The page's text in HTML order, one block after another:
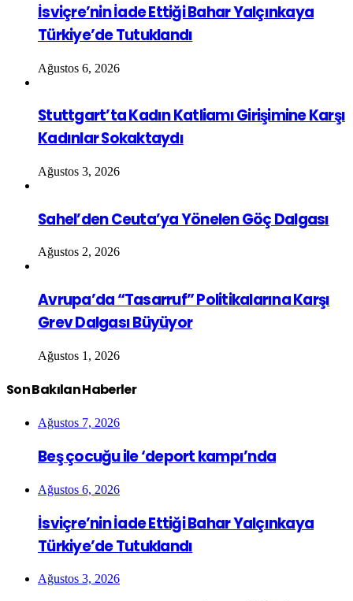
İsviçre’nin İade Ettiği Bahar Yalçınkaya
Türkiye’de Tutuklandı
Ağustos 6, 2026
Stuttgart’ta Kadın Katliamı Girişimine Karşı
Kadınlar Sokaktaydı
Ağustos 3, 2026
Sahel’den Ceuta’ya Yönelen Göç Dalgası
Ağustos 2, 2026
Avrupa’da “Tasarruf” Politikalarına Karşı
Grev Dalgası Büyüyor
Ağustos 1, 2026
Son Bakılan Haberler
Ağustos 7, 2026
Beş çocuğu ile ‘deport kampı’nda
Ağustos 6, 2026
İsviçre’nin İade Ettiği Bahar Yalçınkaya
Türkiye’de Tutuklandı
Ağustos 3, 2026